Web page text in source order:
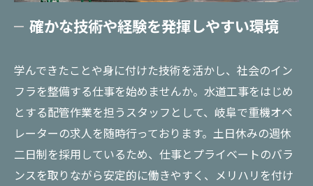
確かな技術や経験を発揮しやすい環境
学んできたことや身に付けた技術を活かし、社会のイン
フラを整備する仕事を始めませんか。水道工事をはじめ
とする配管作業を担うスタッフとして、岐阜で重機オペ
レーターの求人を随時行っております。土日休みの週休
二日制を採用しているため、仕事とプライベートのバラ
ンスを取りながら安定的に働きやすく、メリハリを付け